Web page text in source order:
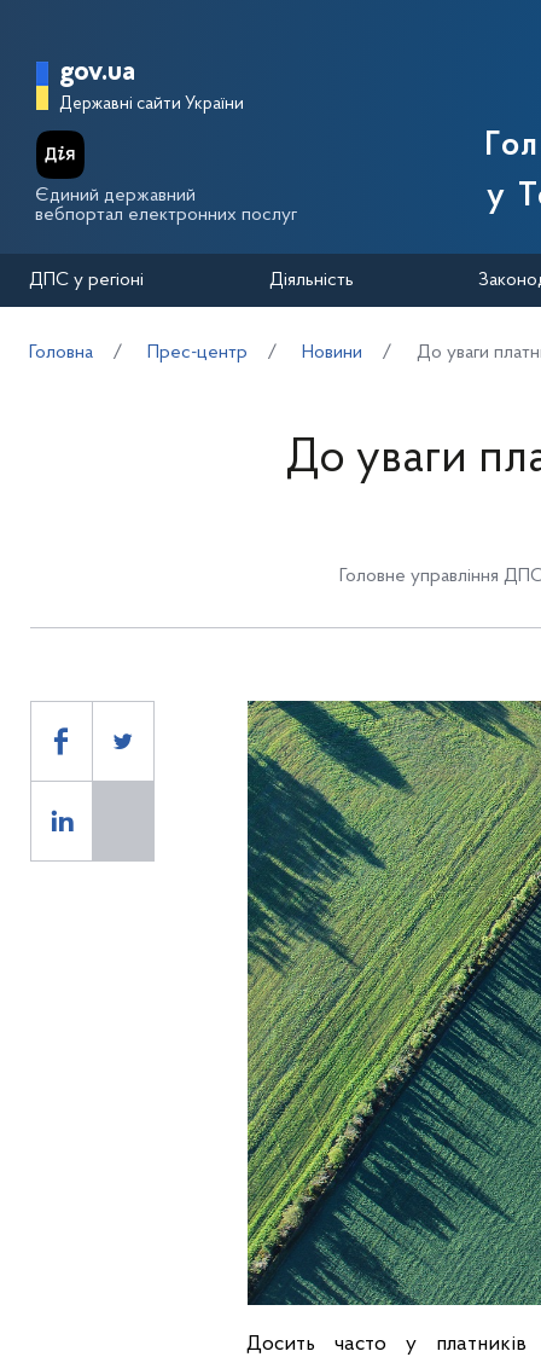
Головна сторінка Державної
gov.ua
Державні сайти України
Єдиний державний
вебпортал електронних послуг
у
ДПС у регіоні Діяльність
Головна Прес-центр Новини До уваги
До уваги
Головне управління
Досить часто у